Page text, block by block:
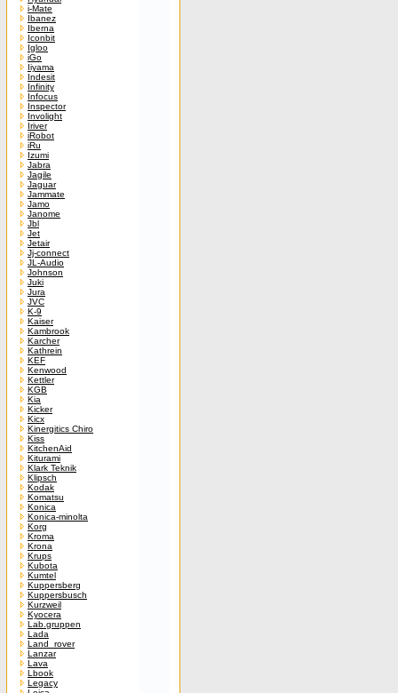
i-Mate
Ibanez
Iberna
Iconbit
Igloo
iGo
Iiyama
Indesit
Infinity
Infocus
Inspector
Involight
Iriver
iRobot
iRu
Izumi
Jabra
Jagile
Jaguar
Jammate
Jamo
Janome
Jbl
Jet
Jetair
Jj-connect
JL-Audio
Johnson
Juki
Jura
JVC
K-9
Kaiser
Kambrook
Karcher
Kathrein
KEF
Kenwood
Kettler
KGB
Kia
Kicker
Kicx
Kinergitics Chiro
Kiss
KitchenAid
Kiturami
Klark Teknik
Klipsch
Kodak
Komatsu
Konica
Konica-minolta
Korg
Kroma
Krona
Krups
Kubota
Kumtel
Kuppersberg
Kuppersbusch
Kurzweil
Kyocera
Lab.gruppen
Lada
Land_rover
Lanzar
Lava
Lbook
Legacy